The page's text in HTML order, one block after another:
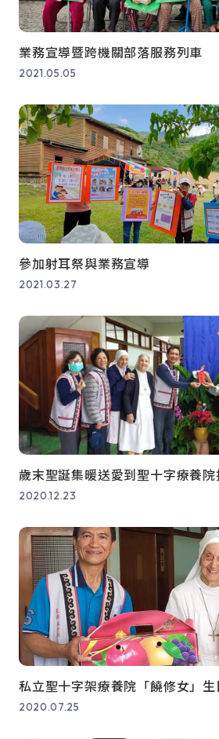
業務宣導暨跨機關部落服務列車
2021.05.05
參加射耳祭與業務宣導
2021.03.27
歲末聖誕集暖送愛到聖十字療養院
2020.12.23
私立聖十字架療養院「饒修女」生
2020.07.25